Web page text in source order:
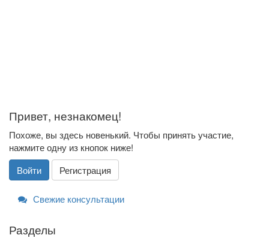
Привет, незнакомец!
Похоже, вы здесь новенький. Чтобы принять участие,
нажмите одну из кнопок ниже!
Войти
Регистрация
Свежие консультации
Разделы